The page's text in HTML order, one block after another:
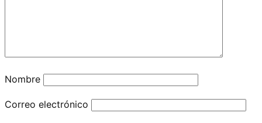
Nombre
Correo electrónico